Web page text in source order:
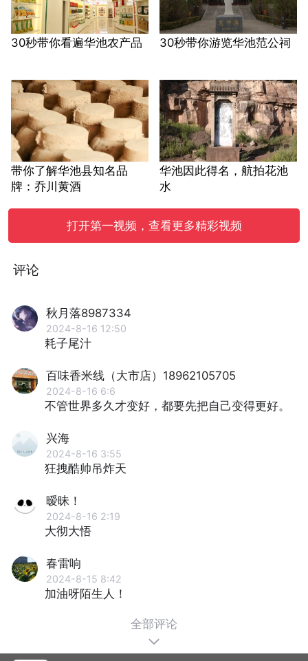
30秒带你看遍华池农产品 30秒带你游览华池范公祠
带你了解华池县知名品
牌：乔川黄酒
华池因此得名，航拍花池
水
打开第一视频，查看更多精彩视频
评论
秋月落8987334
2024-8-16 12:50
耗子尾汁
百味香米线（大市店）18962105705
2024-8-16 6:6
不管世界多久才变好，都要先把自己变得更好。
兴海
2024-8-16 3:55
狂拽酷帅吊炸天
暧昧！
2024-8-16 2:19
大彻大悟
春雷响
2024-8-15 8:42
加油呀陌生人！
全部评论